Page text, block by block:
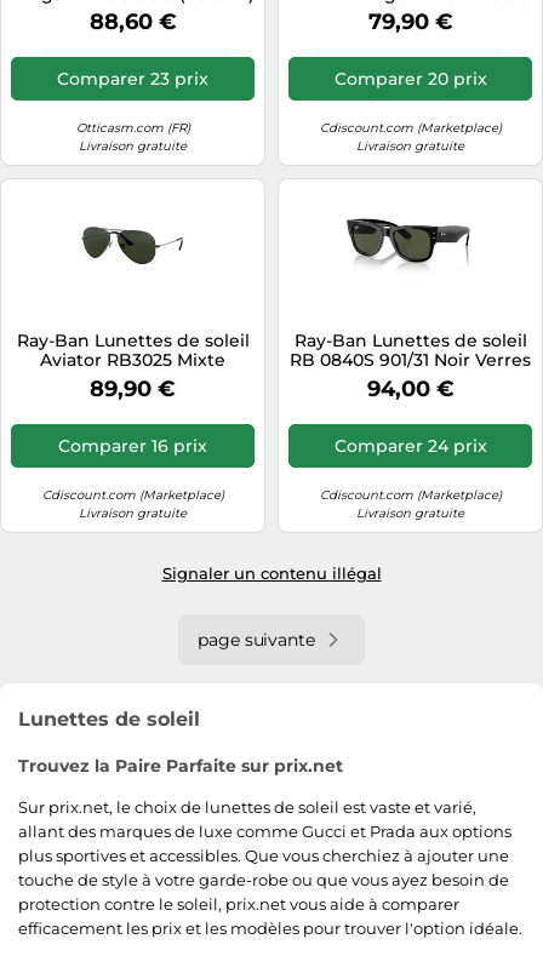
Homme
88,60 €
Comparer 23 prix
Otticasm.com (FR)
Livraison gratuite
L2823 58 mm Noires
79,90 €
Comparer 20 prix
Cdiscount.com (Marketplace)
Livraison gratuite
Ray-Ban Lunettes de soleil
Aviator RB3025 Mixte
Monture métal Gris vert 58
89,90 €
Comparer 16 prix
Cdiscount.com (Marketplace)
Livraison gratuite
Ray-Ban Lunettes de soleil
RB 0840S 901/31 Noir Verres
verts Protection catégorie
2
94,00 €
Comparer 24 prix
Cdiscount.com (Marketplace)
Livraison gratuite
Signaler un contenu illégal
page suivante
Lunettes de soleil
Trouvez la Paire Parfaite sur prix.net
Sur prix.net, le choix de lunettes de soleil est vaste et varié,
allant des marques de luxe comme Gucci et Prada aux options
plus sportives et accessibles. Que vous cherchiez à ajouter une
touche de style à votre garde-robe ou que vous ayez besoin de
protection contre le soleil, prix.net vous aide à comparer
efficacement les prix et les modèles pour trouver l'option idéale.